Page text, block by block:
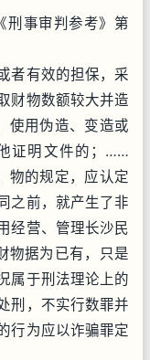
刑事审判参考》第
者有效的担保，采
财物数额较大并造
使用伪造、变造或
证明文件的；……
物的规定，应认定
之前，就产生了非
经营、管理长沙民
物据为已有，只是
属于刑法理论上的
刑，不实行数罪并
行为应以诈骗罪定